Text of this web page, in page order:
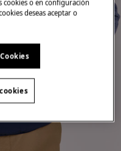
cookies o en configuración
deseas aceptar o